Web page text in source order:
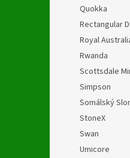
Quokka
Rectangular
Royal
Rwanda
Scottsdale
Simpson
Somálský
StoneX
Swan
Umicore